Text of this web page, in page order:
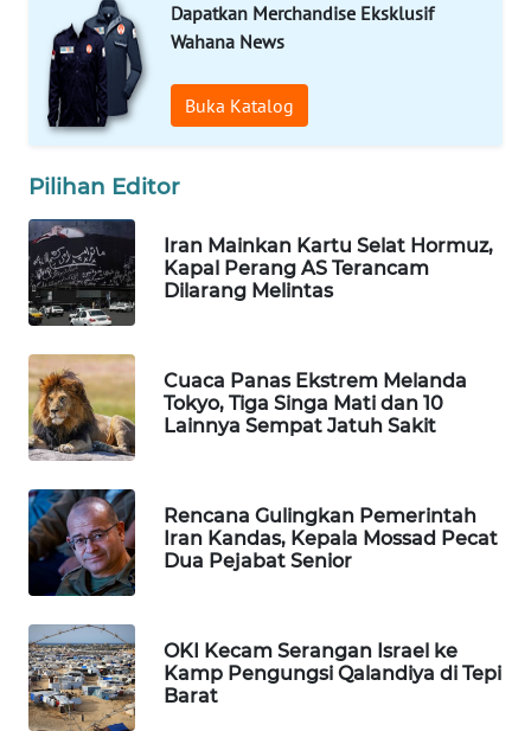
Dapatkan Merchandise Eksklusif
Wahana News
Buka Katalog
Pilihan Editor
Iran Mainkan Kartu Selat Hormuz,
Kapal Perang AS Terancam
Dilarang Melintas
Cuaca Panas Ekstrem Melanda
Tokyo, Tiga Singa Mati dan 10
Lainnya Sempat Jatuh Sakit
Rencana Gulingkan Pemerintah
Iran Kandas, Kepala Mossad Pecat
Dua Pejabat Senior
OKI Kecam Serangan Israel ke
Kamp Pengungsi Qalandiya di Tepi
Barat
WAHANANEWS
CO ID
WAHANANEWS
WAHANA
SPORT
WAHANA
WAHANA
SELEB
WAHANA
PERSONA
WAHANA
WAHANA
HEALTH